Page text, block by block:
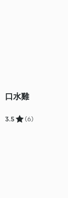
口水雞
3.5 (6)